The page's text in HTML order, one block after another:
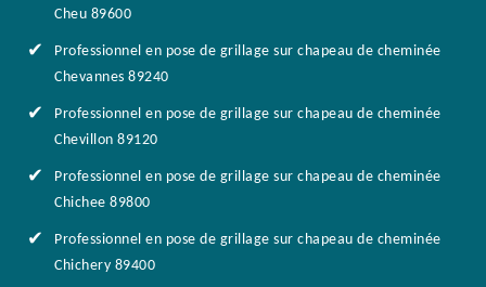
Cheu 89600
Professionnel en pose de grillage sur chapeau de cheminée
Chevannes 89240
Professionnel en pose de grillage sur chapeau de cheminée
Chevillon 89120
Professionnel en pose de grillage sur chapeau de cheminée
Chichee 89800
Professionnel en pose de grillage sur chapeau de cheminée
Chichery 89400